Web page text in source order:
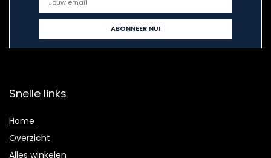
Snelle links
Home
Overzicht
Alles winkelen